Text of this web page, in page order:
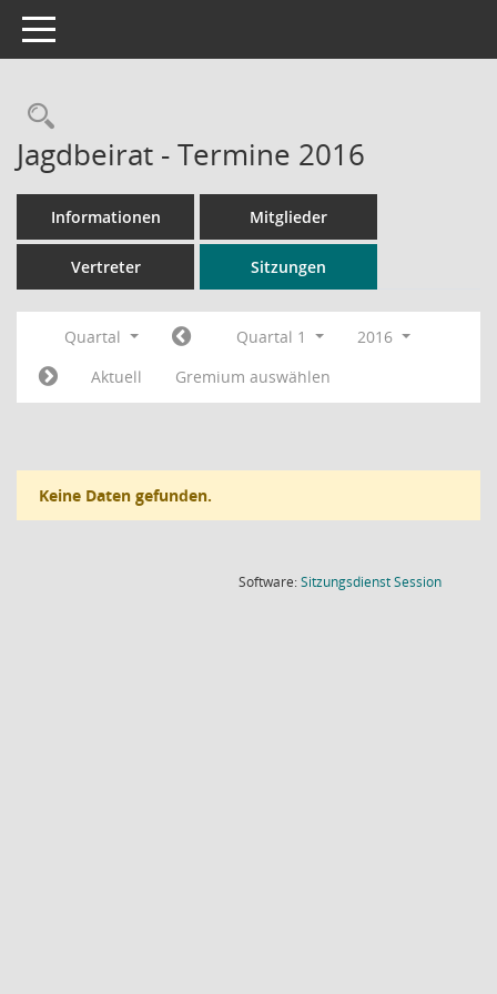
Toggle navigation
Rechercheauswahl
Jagdbeirat - Termine 2016
Informationen Mitglieder
Vertreter Sitzungen
Quartal Quartal 1
2016
Aktuell
Gremium auswählen
Keine Daten gefunden.
Software:SitzungsdienstSession(Wird in